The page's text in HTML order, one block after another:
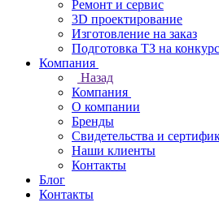
Ремонт и сервис
3D проектирование
Изготовление на заказ
Подготовка ТЗ на
Компания
Назад
Компания
О компании
Бренды
Свидетельства и
Наши клиенты
Контакты
Блог
Контакты